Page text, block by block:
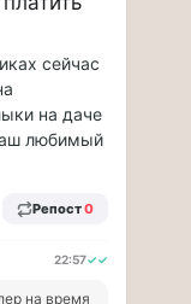
сейчас
на даче
любимый
Репост0
22:57✓✓
на время